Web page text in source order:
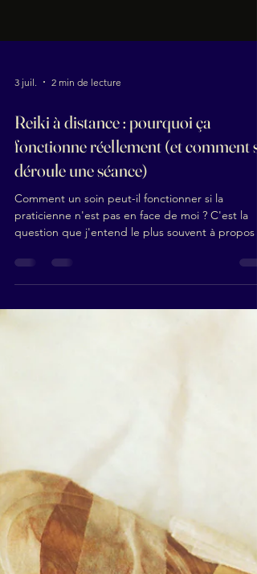
3 juil. 2 min de lecture
Reiki à distance : pourquoi ça
fonctionne réellement (et comment se
déroule une séance)
Comment un soin peut-il fonctionner si la
question que j'entend le plus souvent à propos
Reiki à distance. La réponse tient en une idée